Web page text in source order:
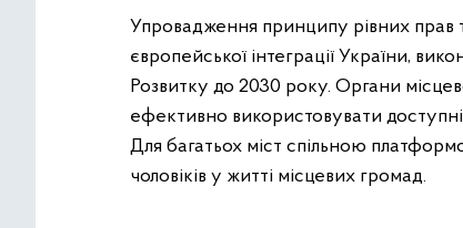
Упровадження принципу рівних прав
європейської інтеграції України,
Розвитку до 2030 року. Органи
ефективно використовувати
Для багатьох міст спільною
чоловіків у житті місцевих громад.